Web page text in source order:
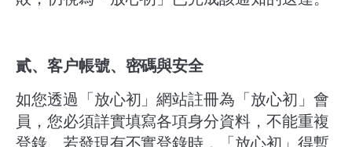
貳、客户帳號、密碼與安全
如您透過「放心初」網站註冊為「放心初」會
員，您必須詳實填寫各項身分資料，不能重複
登錄。若發現有不實登錄時，「放心初」得暫